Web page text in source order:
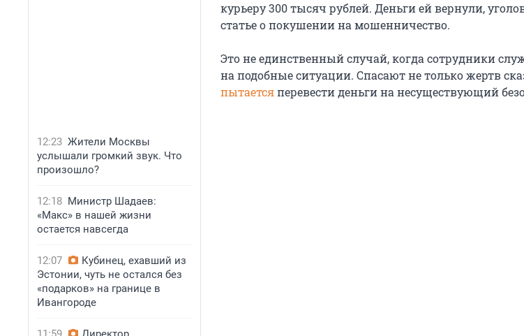
12:23 Жители Москвы
услышали громкий звук. Что
произошло?
12:18 Министр Шадаев:
«Макс» в нашей жизни
остается навсегда
12:07
Кубинец, ехавший из
Эстонии, чуть не остался без
«подарков» на границе в
Ивангороде
курьеру 300 тысяч рублей. Деньги ей вернули,
статье о покушении на мошенничество.
Это не единственный случай, когда сотрудники
на подобные ситуации. Спасают не только жертв
пытаетсяперевести деньги на несуществующий